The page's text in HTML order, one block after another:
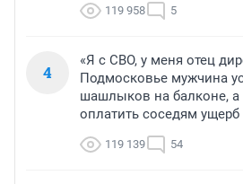
119 958 5
4
«Я с СВО, у меня отец
Подмосковье мужчина
шашлыков на балконе, а
оплатить соседям ущерб
119 139 54